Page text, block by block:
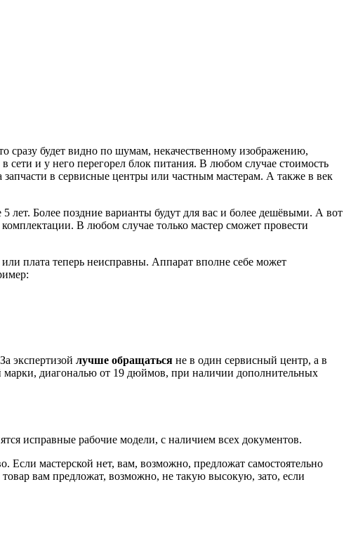
будет видно по шумам, некачественному изображению,
в сети и у него перегорел блок питания. В любом случае стоимость
в сервисные центры или частным мастерам. А также в век
Более поздние варианты будут для вас и более дешёвыми. А вот
В любом случае только мастер сможет провести
плата теперь неисправны. Аппарат вполне себе может
экспертизой лучше обращаться не в один сервисный центр, а в
марки, диагональю от 19 дюймов, при наличии дополнительных
исправные рабочие модели, с наличием всех документов.
Если мастерской нет, вам, возможно, предложат самостоятельно
вам предложат, возможно, не такую высокую, зато, если